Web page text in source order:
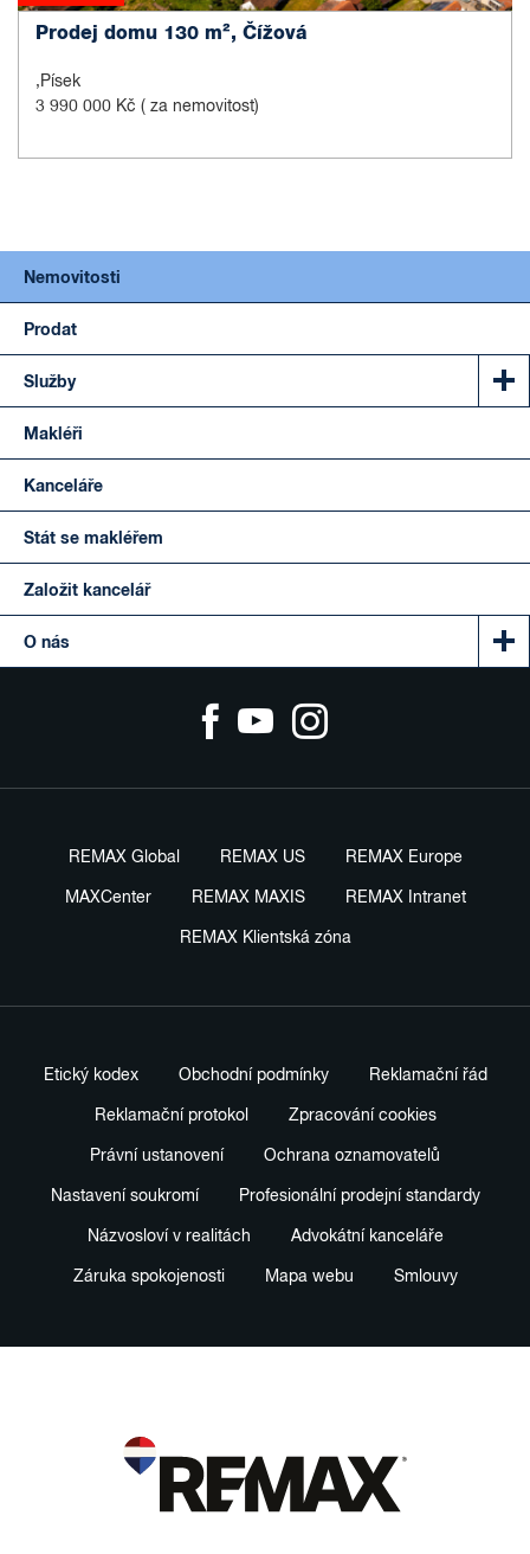
Prodej domu 130 m², Čížová
,Písek
3 990 000 Kč ( za nemovitost)
Nemovitosti
Prodat
Služby
Makléři
Kanceláře
Stát se makléřem
Založit kancelář
O nás
REMAX Global REMAX US REMAX Europe
MAXCenter REMAX MAXIS REMAX Intranet
REMAX Klientská zóna
Etický kodex Obchodní podmínky Reklamační řád
Reklamační protokol Zpracování cookies
Právní ustanovení Ochrana oznamovatelů
Nastavení soukromí Profesionální prodejní standardy
Názvosloví v realitách Advokátní kanceláře
Záruka spokojenosti Mapa webu Smlouvy